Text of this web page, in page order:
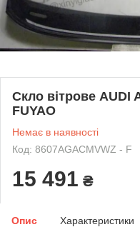
Скло вітрове AUDI
FUYAO
Немає в наявності
Код: 8607AGACMVWZ - F
15 491 ₴
Опис Характеристики